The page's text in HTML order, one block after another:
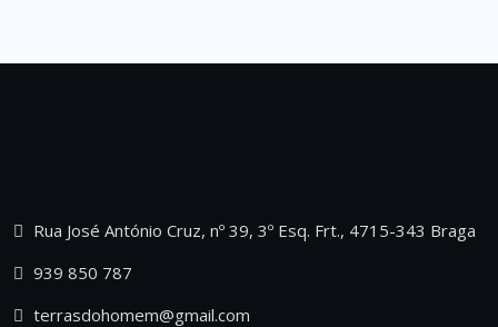
Rua José António Cruz, nº 39, 3º Esq. Frt., 4715-343 Braga
939 850 787
terrasdohomem@gmail.com